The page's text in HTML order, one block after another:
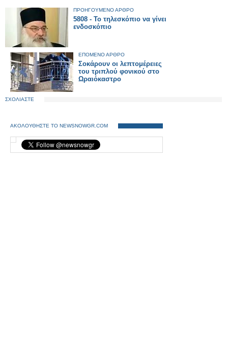
ΠΡΟΗΓΟΥΜΕΝΟ ΑΡΘΡΟ
5808 - Το τηλεσκόπιο να γίνει
ενδοσκόπιο
ΕΠΟΜΕΝΟ ΑΡΘΡΟ
Σοκάρουν οι λεπτομέρειες
του τριπλού φονικού στο
Ωραιόκαστρο
ΣΧΟΛΙΑΣΤΕ
ΑΚΟΛΟΥΘΗΣΤΕ ΤΟ NEWSNOWGR.COM